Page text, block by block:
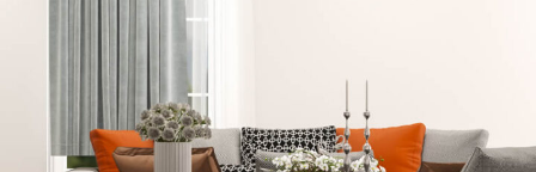
Ena Yemek Masası